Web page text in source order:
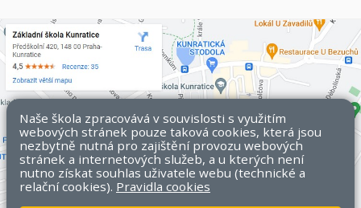
Naše škola zpracovává v souvislosti s využitím
webových stránek pouze taková cookies, která jsou
nezbytně nutná pro zajištění provozu webových
stránek a internetových služeb, a u kterých není
nutno získat souhlas uživatele webu (technické a
relační cookies). Pravidla cookies